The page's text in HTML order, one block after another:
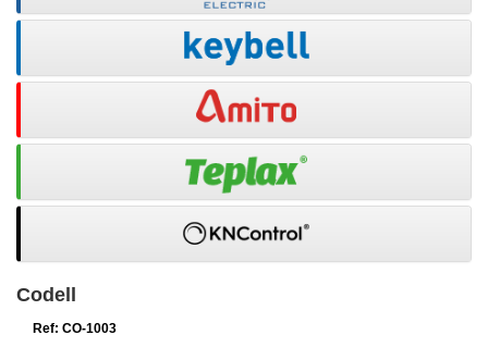
Codell
Ref: CO-1003